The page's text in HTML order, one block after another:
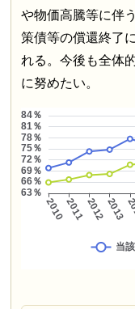
や物価高騰等に伴
策債等の償還終了
れる。今後も全体
に努めたい。